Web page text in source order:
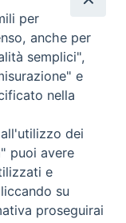
per
anche per
semplici",
e
nella
dei
puoi avere
e
su
proseguirai